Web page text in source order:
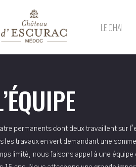
LE CHAI
permanents dont deux travaillent sur
les travaux en vert demandant une
limité, nous faisons appel à une équipe